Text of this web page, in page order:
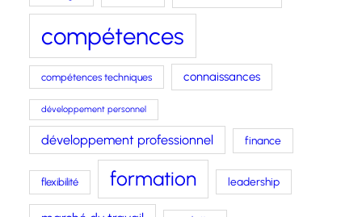
compétences
compétences techniques connaissances
développement personnel
développement professionnel finance
flexibilité formation leadership